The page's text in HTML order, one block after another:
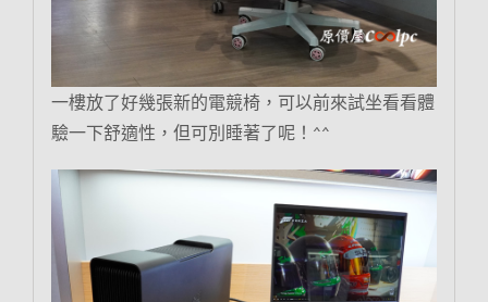
一樓放了好幾張新的電競椅，可以前來試坐看看體
驗一下舒適性，但可別睡著了呢！^^